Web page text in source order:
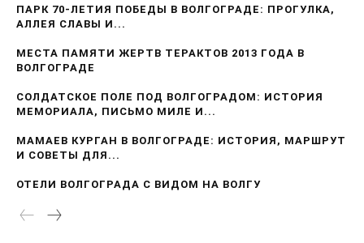
ПАРК 70-ЛЕТИЯ ПОБЕДЫ В ВОЛГОГРАДЕ: ПРОГУЛКА,
АЛЛЕЯ СЛАВЫ И...
МЕСТА ПАМЯТИ ЖЕРТВ ТЕРАКТОВ 2013 ГОДА В
ВОЛГОГРАДЕ
СОЛДАТСКОЕ ПОЛЕ ПОД ВОЛГОГРАДОМ: ИСТОРИЯ
МЕМОРИАЛА, ПИСЬМО МИЛЕ И...
МАМАЕВ КУРГАН В ВОЛГОГРАДЕ: ИСТОРИЯ, МАРШРУТ
И СОВЕТЫ ДЛЯ...
ОТЕЛИ ВОЛГОГРАДА С ВИДОМ НА ВОЛГУ